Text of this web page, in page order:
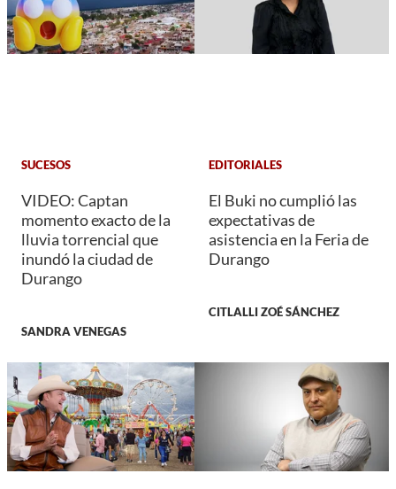
SUCESOS
VIDEO: Captan
momento exacto de la
lluvia torrencial que
inundó la ciudad de
Durango
SANDRA VENEGAS
EDITORIALES
El Buki no cumplió las
expectativas de
asistencia en la Feria de
Durango
CITLALLI ZOÉ SÁNCHEZ